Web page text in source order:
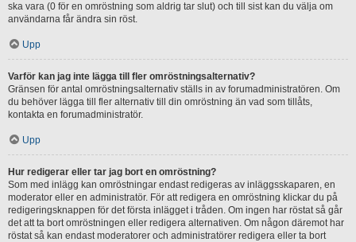
ska vara (0 för en omröstning som aldrig tar slut) och till sist kan du välja om
användarna får ändra sin röst.
Upp
Varför kan jag inte lägga till fler omröstningsalternativ?
Gränsen för antal omröstningsalternativ ställs in av forumadministratören. Om
du behöver lägga till fler alternativ till din omröstning än vad som tillåts,
kontakta en forumadministratör.
Upp
Hur redigerar eller tar jag bort en omröstning?
Som med inlägg kan omröstningar endast redigeras av inläggsskaparen, en
moderator eller en administratör. För att redigera en omröstning klickar du på
redigeringsknappen för det första inlägget i tråden. Om ingen har röstat så går
det att ta bort omröstningen eller redigera alternativen. Om någon däremot har
röstat så kan endast moderatorer och administratörer redigera eller ta bort